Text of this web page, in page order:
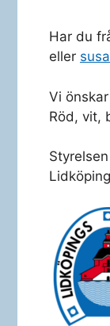
Har du
eller
Vi
Röd, vit,
Styrelsen